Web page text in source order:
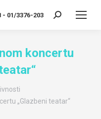
- 01/3376-203 Search:
koncertu
„Glazbeni teatar“